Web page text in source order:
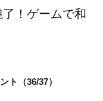
！ゲームで和
ト（36/37）